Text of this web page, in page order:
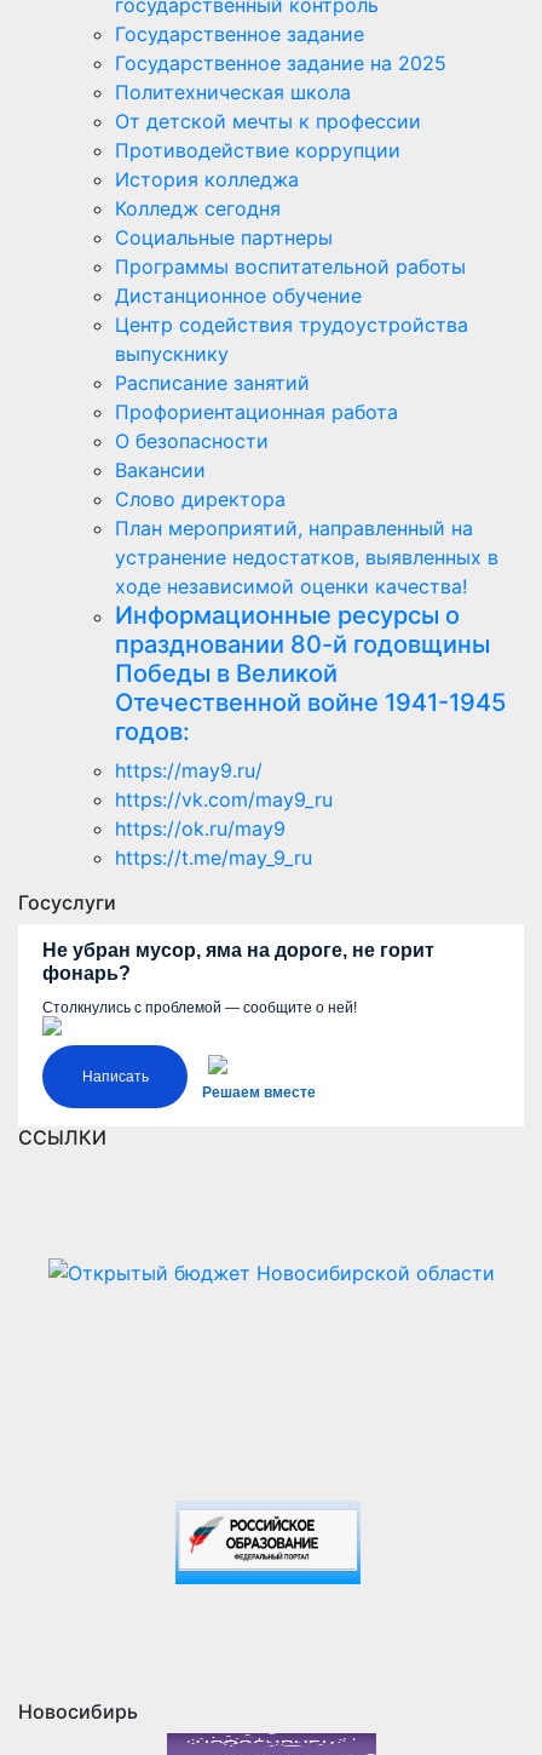
государственный контроль
Государственное задание
Государственное задание на 2025
Политехническая школа
От детской мечты к профессии
Противодействие коррупции
История колледжа
Колледж сегодня
Социальные партнеры
Программы воспитательной работы
Дистанционное обучение
Центр содействия трудоустройства
выпускнику
Расписание занятий
Профориентационная работа
О безопасности
Вакансии
Слово директора
План мероприятий, направленный на
устранение недостатков, выявленных в
ходе независимой оценки качества!
Информационные ресурсы о
праздновании 80-й годовщины
Победы в Великой
Отечественной войне 1941-1945
годов:
https://may9.ru/
https://vk.com/may9_ru
https://ok.ru/may9
https://t.me/may_9_ru
Госуслуги
Не убран мусор, яма на дороге, не горит
фонарь?
Столкнулись с проблемой — сообщите о ней!
Написать
Решаем вместе
ССЫЛКИ
Новосибирь